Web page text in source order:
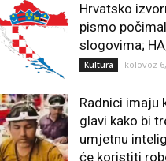
Hrvatsko
pismo
slogovima;
Kultura kolovoz
Radnici imaju
glavi kako bi
umjetnu
će koristiti